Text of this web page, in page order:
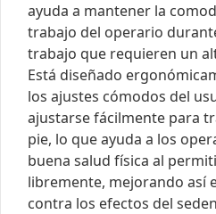
ayuda a mantener la
trabajo del operario
trabajo que requieren un
Está diseñado
los ajustes cómodos del
ajustarse fácilmente para
pie, lo que ayuda a los
buena salud física al
libremente, mejorando así
contra los efectos del